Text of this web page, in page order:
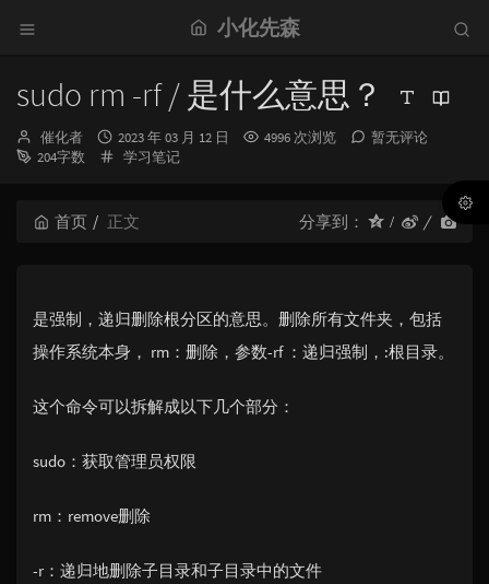
小化先森
sudo rm -rf / 是什么意思？
博
主：
催化者
发
布
2023 年 03 月 12 日 4996 次浏览
暂无评论
204字数
分
学习笔记
首页 正文 分享到：
是强制，递归删除根分区的意思。删除所有文件夹，包括
操作系统本身， rm：删除，参数-rf ：递归强制，:根目录。
这个命令可以拆解成以下几个部分：
sudo：获取管理员权限
rm：remove删除
-r：递归地删除子目录和子目录中的文件